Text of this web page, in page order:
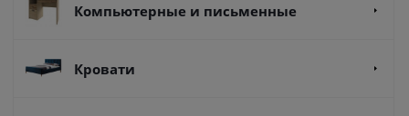
Компьютерные и письменные
Кровати